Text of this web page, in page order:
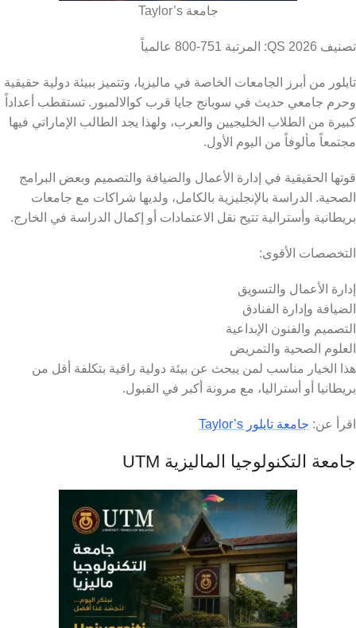
جامعة Taylor’s
تصنيف QS 2026: المرتبة 751-800 عالمياً
تايلور من أبرز الجامعات الخاصة في ماليزيا، وتتميز ببيئة دولية حقيقية
وحرم جامعي حديث في سوبانج جايا قرب كوالالمبور. تستقطب أعداداً
كبيرة من الطلاب الخليجيين والعرب، ولهذا يجد الطالب الإماراتي فيها
مجتمعاً مألوفاً من اليوم الأول.
قوتها الحقيقية في إدارة الأعمال والضيافة والتصميم وبعض البرامج
الصحية. الدراسة بالإنجليزية بالكامل، ولديها شراكات مع جامعات
بريطانية وأسترالية تتيح نقل الاعتمادات أو إكمال الدراسة في الخارج.
التخصصات الأقوى:
إدارة الأعمال والتسويق
الضيافة وإدارة الفنادق
التصميم والفنون الإبداعية
العلوم الصحية والتمريض
هذا الخيار مناسب لمن يبحث عن بيئة دولية راقية بتكلفة أقل من
بريطانيا أو أستراليا، مع مرونة أكبر في القبول.
اقرأ عن: جامعة تايلور Taylor’s
جامعة التكنولوجيا الماليزية UTM